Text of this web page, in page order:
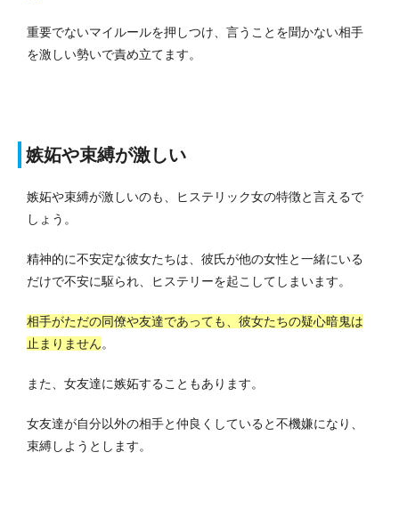
重要でないマイルールを押しつけ、言うことを聞かない相手
を激しい勢いで責め立てます。
嫉妬や束縛が激しい
嫉妬や束縛が激しいのも、ヒステリック女の特徴と言えるで
しょう。
精神的に不安定な彼女たちは、彼氏が他の女性と一緒にいる
だけで不安に駆られ、ヒステリーを起こしてしまいます。
相手がただの同僚や友達であっても、彼女たちの疑心暗鬼は
止まりません。
また、女友達に嫉妬することもあります。
女友達が自分以外の相手と仲良くしていると不機嫌になり、
束縛しようとします。